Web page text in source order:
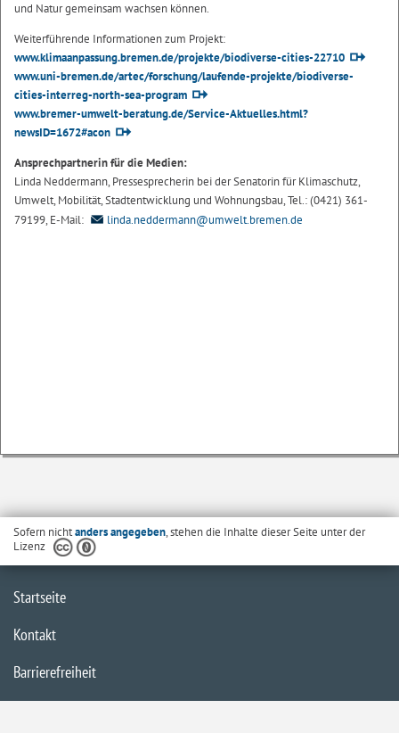
und Natur gemeinsam wachsen können.
Weiterführende Informationen zum Projekt:
www.klimaanpassung.bremen.de/projekte/biodiverse-cities-22710
www.uni-bremen.de/artec/forschung/laufende-projekte/biodiverse-
cities-interreg-north-sea-program
www.bremer-umwelt-beratung.de/Service-Aktuelles.html?
newsID=1672#acon
Ansprechpartnerin für die Medien:
Linda Neddermann, Pressesprecherin bei der Senatorin für Klimaschutz,
Umwelt, Mobilität, Stadtentwicklung und Wohnungsbau, Tel.: (0421) 361-
79199, E-Mail:
linda.neddermann@umwelt.bremen.de
Sofern nichtanders angegeben, stehen die Inhalte dieser Seite unter der
Lizenz
Startseite
Kontakt
Barrierefreiheit